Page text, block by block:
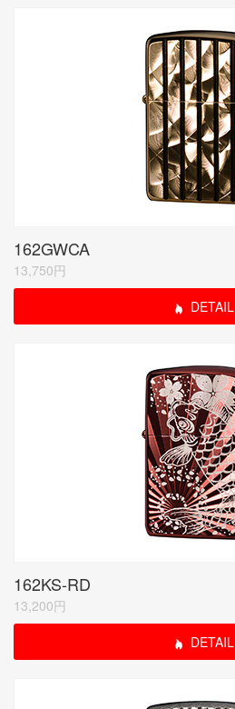
162GWCA
13,750円
DETAIL
162KS-RD
13,200円
DETAIL